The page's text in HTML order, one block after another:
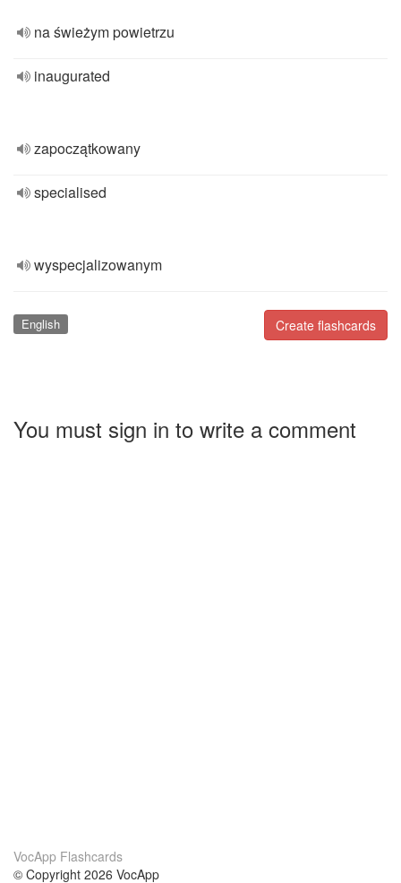
na świeżym powietrzu
inaugurated
zapoczątkowany
specialised
wyspecjalizowanym
Create flashcards
English
You must sign in to write a comment
VocApp Flashcards
© Copyright 2026 VocApp